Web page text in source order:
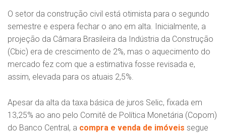
O setor da construção civil está otimista para o segundo
semestre e espera fechar o ano em alta. Inicialmente, a
projeção da Câmara Brasileira da Indústria da Construção
(Cbic) era de crescimento de 2%, mas o aquecimento do
mercado fez com que a estimativa fosse revisada e,
assim, elevada para os atuais 2,5%.
Apesar da alta da taxa básica de juros Selic, fixada em
13,25% ao ano pelo Comitê de Política Monetária (Copom)
do Banco Central, a compra e venda de imóveis segue